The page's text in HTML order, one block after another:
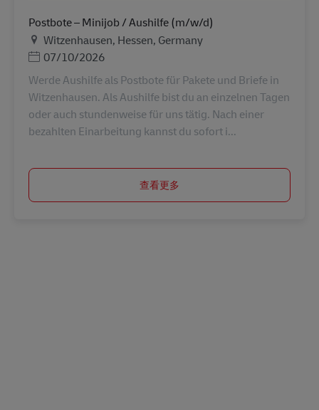
Postbote – Minijob / Aushilfe (m/w/d)
地点Witzenhausen, Hessen, Germany
Posted Date
07/10/2026
Werde Aushilfe als Postbote für Pakete und Briefe in
Witzenhausen. Als Aushilfe bist du an einzelnen Tagen
oder auch stundenweise für uns tätig. Nach einer
bezahlten Einarbeitung kannst du sofort i...
查看更多